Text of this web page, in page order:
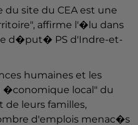
du site du CEA est une
affirme l'�lu dans
d�put� PS d'Indre-et-
humaines et les
�conomique local" du
leurs familles,
d'emplois menac�s